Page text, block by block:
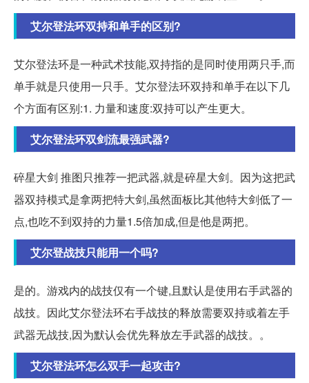
艾尔登法环双持和单手的区别?
艾尔登法环是一种武术技能,双持指的是同时使用两只手,而
单手就是只使用一只手。艾尔登法环双持和单手在以下几
个方面有区别:1. 力量和速度:双持可以产生更大。
艾尔登法环双剑流最强武器?
碎星大剑 推图只推荐一把武器,就是碎星大剑。因为这把武
器双持模式是拿两把特大剑,虽然面板比其他特大剑低了一
点,也吃不到双持的力量1.5倍加成,但是他是两把。
艾尔登战技只能用一个吗?
是的。游戏内的战技仅有一个键,且默认是使用右手武器的
战技。因此艾尔登法环右手战技的释放需要双持或着左手
武器无战技,因为默认会优先释放左手武器的战技。。
艾尔登法环怎么双手一起攻击?